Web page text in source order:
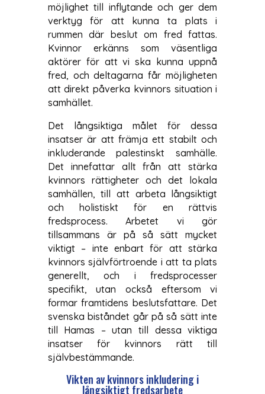
möjlighet till inflytande och ger dem
verktyg för att kunna ta plats i
rummen där beslut om fred fattas.
Kvinnor erkänns som väsentliga
aktörer för att vi ska kunna uppnå
fred, och deltagarna får möjligheten
att direkt påverka kvinnors situation i
samhället.
Det långsiktiga målet för dessa
insatser är att främja ett stabilt och
inkluderande palestinskt samhälle.
Det innefattar allt från att stärka
kvinnors rättigheter och det lokala
samhällen, till att arbeta långsiktigt
och holistiskt för en rättvis
fredsprocess. Arbetet vi gör
tillsammans är på så sätt mycket
viktigt – inte enbart för att stärka
kvinnors självförtroende i att ta plats
generellt, och i fredsprocesser
specifikt, utan också eftersom vi
formar framtidens beslutsfattare. Det
svenska biståndet går på så sätt inte
till Hamas – utan till dessa viktiga
insatser för kvinnors rätt till
självbestämmande.
Vikten av kvinnors inkludering i
långsiktigt fredsarbete